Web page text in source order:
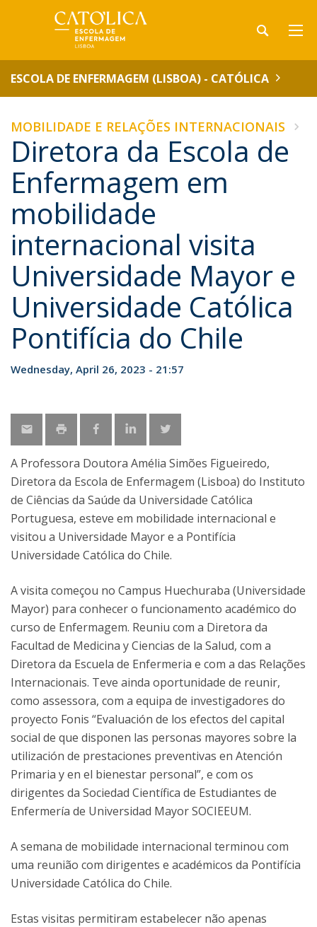
ESCOLA DE ENFERMAGEM (LISBOA) - CATÓLICA
MOBILIDADE E RELAÇÕES INTERNACIONAIS
Diretora da Escola de
Enfermagem em
mobilidade
internacional visita
Universidade Mayor e
Universidade Católica
Pontifícia do Chile
Wednesday, April 26, 2023 - 21:57
A Professora Doutora Amélia Simões Figueiredo,
Diretora da Escola de Enfermagem (Lisboa) do Instituto
de Ciências da Saúde da Universidade Católica
Portuguesa, esteve em mobilidade internacional e
visitou a Universidade Mayor e a Pontifícia
Universidade Católica do Chile.
A visita começou no Campus Huechuraba (Universidade
Mayor) para conhecer o funcionamento académico do
curso de Enfermagem. Reuniu com a Diretora da
Facultad de Medicina y Ciencias de la Salud, com a
Diretora da Escuela de Enfermeria e com a das Relações
Internacionais. Teve ainda oportunidade de reunir,
como assessora, com a equipa de investigadores do
proyecto Fonis “Evaluación de los efectos del capital
social de que disponen las personas mayores sobre la
utilización de prestaciones preventivas en Atención
Primaria y en el bienestar personal”, e com os
dirigentes da Sociedad Científica de Estudiantes de
Enfermería de Universidad Mayor SOCIEEUM.
A semana de mobilidade internacional terminou com
uma reunião com dirigentes e académicos da Pontifícia
Universidade Católica do Chile.
Estas visitas permitiram estabelecer não apenas